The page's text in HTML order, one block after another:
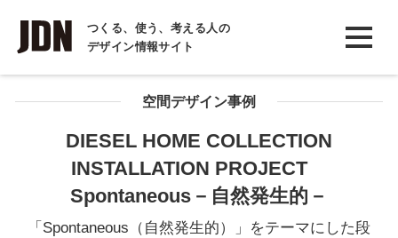
つくる、使う、考える人の
デザイン情報サイト
INTERVIEW
インタビュー
REPORT
COLUMN
コラム
空間デザイン事例
DIESEL HOME COLLECTION
INSTALLATION PROJECT
Spontaneous－自然発生的－
「Spontaneous（自然発生的）」をテーマにした段